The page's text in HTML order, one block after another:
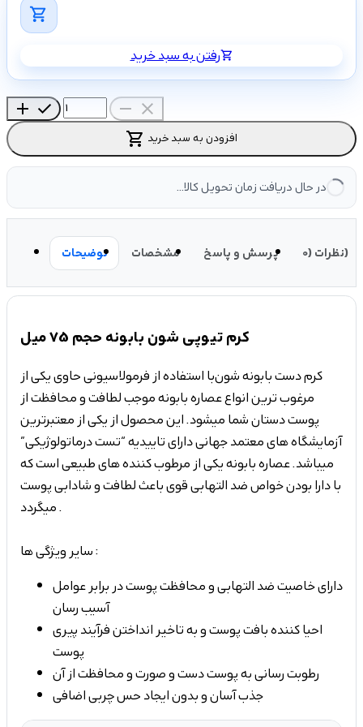
shopping_cart
رفتن به سبد خریدshopping_cart
add check remove close
shopping_cart افزودن به سبد خرید
در حال دریافت زمان تحویل کالا...
توضیحات مشخصات پرسش و پاسخ نظرات (0)
کرم تیوپی شون بابونه حجم 75 میل
کرم دست بابونه شون با استفاده از فرمولاسیونی حاوی یکی از
مرغوب­ ترین انواع عصاره­ بابونه موجب لطافت و محافظت از
پوست دستان شما می­شود. این محصول از یکی از معتبرترین
آزمایشگاه ­های معتمد جهانی دارای تاییدیه “تست درماتولوژیکی”
می­باشد. عصاره­ بابونه یکی از مرطوب ­کننده های طبیعی است که
با دارا بودن خواص ضد التهابی قوی باعث لطافت و شادابی پوست
می­گردد .
سایر ویژگی ها :
دارای خاصیت ضد التهابی و محافظت پوست در برابر عوامل
آسیب رسان
احیا کننده بافت پوست و به تاخیر انداختن فرآیند پیری
پوست
رطوبت رسانی به پوست دست و صورت و محافظت از آن
جذب آسان و بدون ایجاد حس چربی اضافی